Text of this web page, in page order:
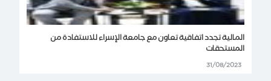
المالية تجدد اتفاقية تعاون مع جامعة الإسراء للاستفادة من
المستحقات
31/08/2023